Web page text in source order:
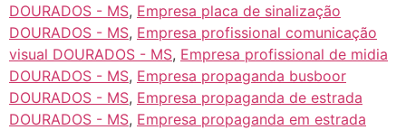
DOURADOS - MS, Empresa placa de sinalização
DOURADOS - MS, Empresa profissional comunicação
visual DOURADOS - MS, Empresa profissional de midia
DOURADOS - MS, Empresa propaganda busboor
DOURADOS - MS, Empresa propaganda de estrada
DOURADOS - MS, Empresa propaganda em estrada